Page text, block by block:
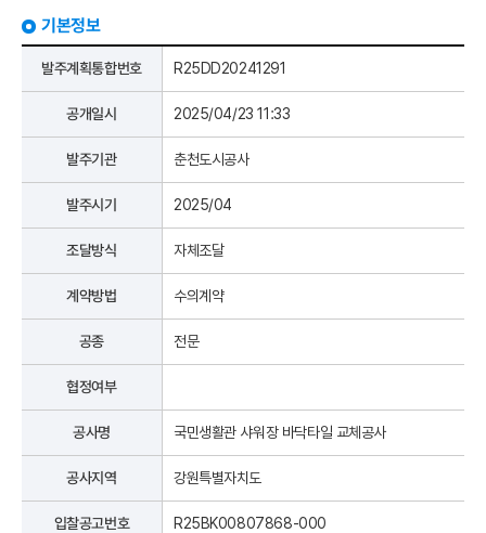
기본정보
발주계획통합번호 R25DD20241291
공개일시 2025/04/23 11:33
발주기관 춘천도시공사
발주시기 2025/04
조달방식 자체조달
계약방법 수의계약
공종 전문
협정여부
공사명 국민생활관 샤워장 바닥타일 교체공사
공사지역 강원특별자치도
입찰공고번호 R25BK00807868-000